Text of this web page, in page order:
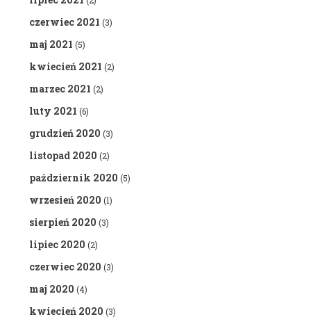
czerwiec 2021 (3)
maj 2021 (5)
kwiecień 2021 (2)
marzec 2021 (2)
luty 2021 (6)
grudzień 2020 (3)
listopad 2020 (2)
październik 2020 (5)
wrzesień 2020 (1)
sierpień 2020 (3)
lipiec 2020 (2)
czerwiec 2020 (3)
maj 2020 (4)
kwiecień 2020 (3)